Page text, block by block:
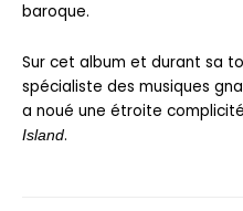
baroque.
Sur cet album et durant sa
spécialiste des musiques
a noué une étroite
Island.